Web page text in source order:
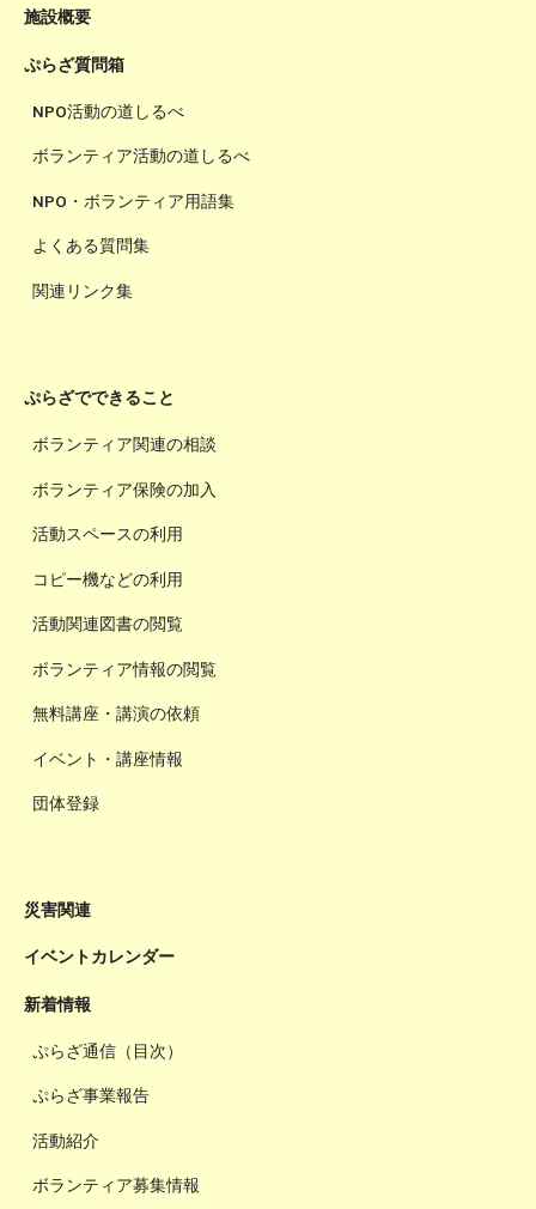
施設概要
ぷらざ質問箱
NPO活動の道しるべ
ボランティア活動の道しるべ
NPO・ボランティア用語集
よくある質問集
関連リンク集
ぷらざでできること
ボランティア関連の相談
ボランティア保険の加入
活動スペースの利用
コピー機などの利用
活動関連図書の閲覧
ボランティア情報の閲覧
無料講座・講演の依頼
イベント・講座情報
団体登録
災害関連
イベントカレンダー
新着情報
ぷらざ通信（目次）
ぷらざ事業報告
活動紹介
ボランティア募集情報